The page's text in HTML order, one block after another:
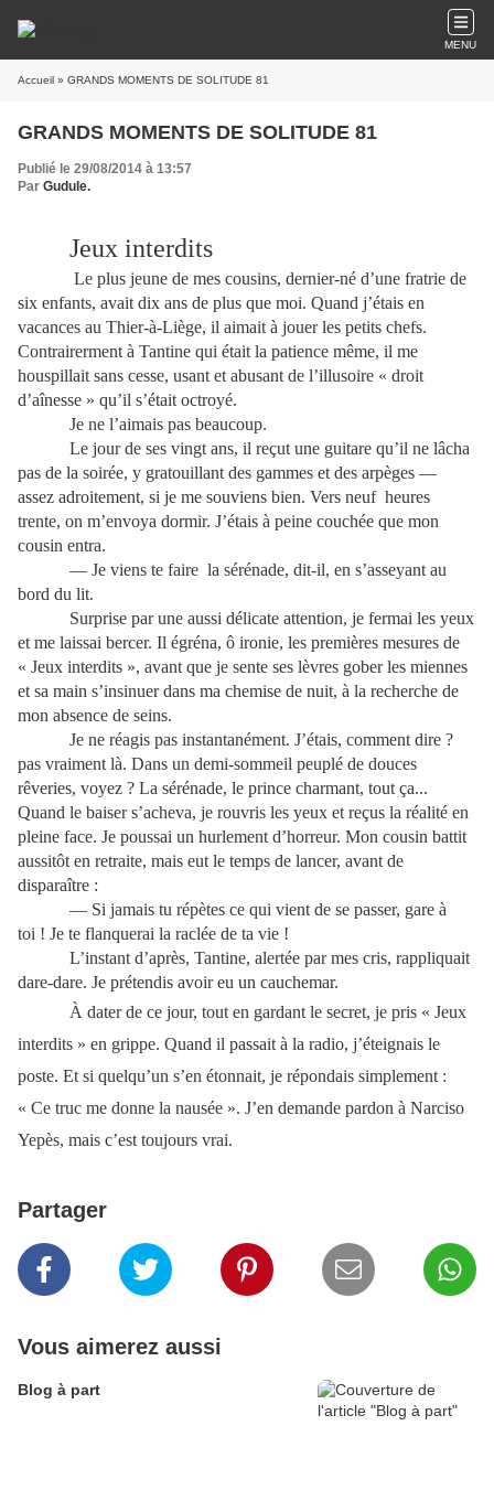
MENU
Accueil » GRANDS MOMENTS DE SOLITUDE 81
GRANDS MOMENTS DE SOLITUDE 81
Publié le 29/08/2014 à 13:57
Par Gudule.
Jeux interdits
Le plus jeune de mes cousins, dernier-né d’une fratrie de
six enfants, avait dix ans de plus que moi. Quand j’étais en
vacances au Thier-à-Liège, il aimait à jouer les petits chefs.
Contrairerment à Tantine qui était la patience même, il me
houspillait sans cesse, usant et abusant de l’illusoire « droit
d’aînesse » qu’il s’était octroyé.
Je ne l’aimais pas beaucoup.
Le jour de ses vingt ans, il reçut une guitare qu’il ne lâcha
pas de la soirée, y gratouillant des gammes et des arpèges —
assez adroitement, si je me souviens bien. Vers neuf heures
trente, on m’envoya dormir. J’étais à peine couchée que mon
cousin entra.
— Je viens te faire la sérénade, dit-il, en s’asseyant au
bord du lit.
Surprise par une aussi délicate attention, je fermai les yeux
et me laissai bercer. Il égréna, ô ironie, les premières mesures de
« Jeux interdits », avant que je sente ses lèvres gober les miennes
et sa main s’insinuer dans ma chemise de nuit, à la recherche de
mon absence de seins.
Je ne réagis pas instantanément. J’étais, comment dire ?
pas vraiment là. Dans un demi-sommeil peuplé de douces
rêveries, voyez ? La sérénade, le prince charmant, tout ça...
Quand le baiser s’acheva, je rouvris les yeux et reçus la réalité en
pleine face. Je poussai un hurlement d’horreur. Mon cousin battit
aussitôt en retraite, mais eut le temps de lancer, avant de
disparaître :
— Si jamais tu répètes ce qui vient de se passer, gare à
toi ! Je te flanquerai la raclée de ta vie !
L’instant d’après, Tantine, alertée par mes cris, rappliquait
dare-dare. Je prétendis avoir eu un cauchemar.
À dater de ce jour, tout en gardant le secret, je pris « Jeux
interdits » en grippe. Quand il passait à la radio, j’éteignais le
poste. Et si quelqu’un s’en étonnait, je répondais simplement :
« Ce truc me donne la nausée ». J’en demande pardon à Narciso
Yepès, mais c’est toujours vrai.
Partager
Vous aimerez aussi
Blog à part